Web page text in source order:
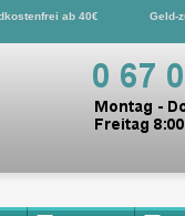
ab 40€ Geld-